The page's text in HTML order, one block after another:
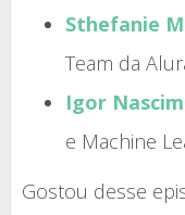
Sthefanie
Team da
Igor
e Machine
Gostou desse